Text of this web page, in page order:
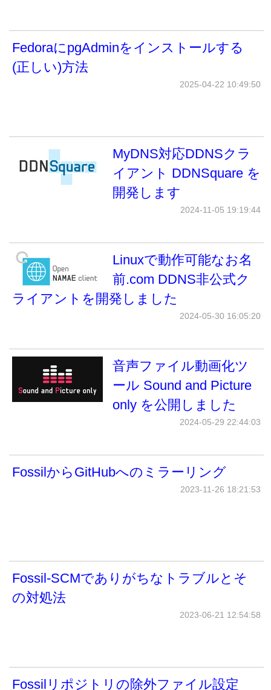
FedoraにpgAdminをインストールする
(正しい)方法
2025-04-22 10:49:50
MyDNS対応DDNSクラ
イアント DDNSquare を
開発します
2024-11-05 19:19:44
Linuxで動作可能なお名
前.com DDNS非公式ク
ライアントを開発しました
2024-05-30 16:05:20
音声ファイル動画化ツ
ール Sound and Picture
only を公開しました
2024-05-29 22:44:03
FossilからGitHubへのミラーリング
2023-11-26 18:21:53
Fossil-SCMでありがちなトラブルとそ
の対処法
2023-06-21 12:54:58
Fossilリポジトリの除外ファイル設定